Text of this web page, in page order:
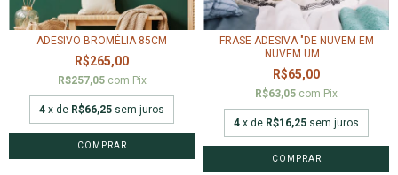
ADESIVO BROMÉLIA 85CM
R$265,00
R$257,05 com Pix
4 x de R$66,25 sem juros
FRASE ADESIVA "DE NUVEM EM
NUVEM UM...
R$65,00
R$63,05 com Pix
4 x de R$16,25 sem juros
COMPRAR